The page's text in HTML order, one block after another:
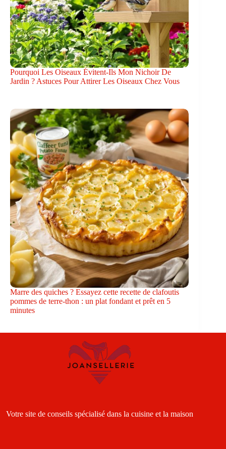
Pourquoi Les Oiseaux Évitent-Ils Mon Nichoir De
Jardin ? Astuces Pour Attirer Les Oiseaux Chez Vous
Marre des quiches ? Essayez cette recette de clafoutis
pommes de terre-thon : un plat fondant et prêt en 5
minutes
Votre site de conseils spécialisé dans la cuisine et la maison